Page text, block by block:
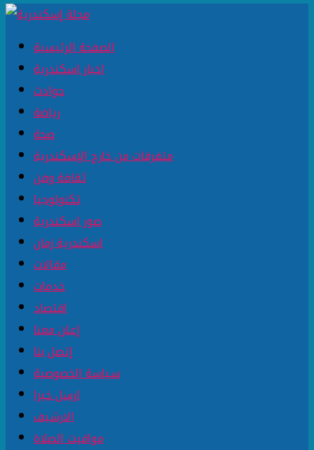
الصفحة الرئيسية
اخبار اسكندرية
حوادث
رياضة
صحة
متفرقات من خارج الإسكندرية
ثقافة وفن
تكنولوجيا
صور اسكندرية
اسكندرية زمان
مقالات
خدمات
اقتصاد
إعلن معنا
إتصل بنا
سياسة الخصوصية
ارسل خبرا
الارشيف
مواقيت الصلاة